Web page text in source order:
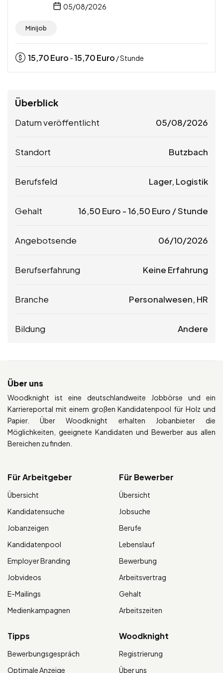
05/08/2026
Minijob
15,70Euro -15,70Euro / Stunde
Überblick
Datum veröffentlicht 05/08/2026
Standort Butzbach
Berufsfeld Lager, Logistik
Gehalt 16,50 Euro -16,50 Euro / Stunde
Angebotsende 06/10/2026
Berufserfahrung Keine Erfahrung
Branche Personalwesen, HR
Bildung Andere
Über uns
Woodknight ist eine deutschlandweite Jobbörse und ein
Karriereportal mit einem großen Kandidatenpool für Holz und
Papier. Über Woodknight erhalten Jobanbieter die
Möglichkeiten, geeignete Kandidaten und Bewerber aus allen
Bereichen zu finden.
Für Arbeitgeber
Übersicht
Kandidatensuche
Jobanzeigen
Kandidatenpool
Employer Branding
Jobvideos
E-Mailings
Medienkampagnen
Für Bewerber
Übersicht
Jobsuche
Berufe
Lebenslauf
Bewerbung
Arbeitsvertrag
Gehalt
Arbeitszeiten
Tipps
Bewerbungsgespräch
Optimale Anzeige
Woodknight
Registrierung
Über uns